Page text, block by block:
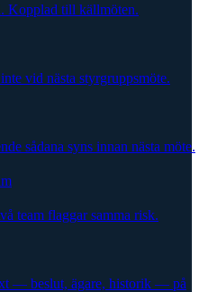
Kopplad till källmöten.
vid nästa styrgruppsmöte.
sådana syns innan nästa möte.
team flaggar samma risk.
— beslut, ägare, historik — på